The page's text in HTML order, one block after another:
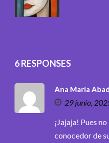
6 RESPONSES
Ana María Abad
29 junio,
¡Jajaja! Pues
conocedor de